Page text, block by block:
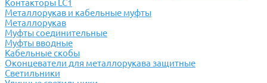
Контакторы LC1
Металлорукав и кабельные муфты
Металлорукав
Муфты соединительные
Муфты вводные
Кабельные скобы
Оконцеватели для металлорукава защитные
Светильники